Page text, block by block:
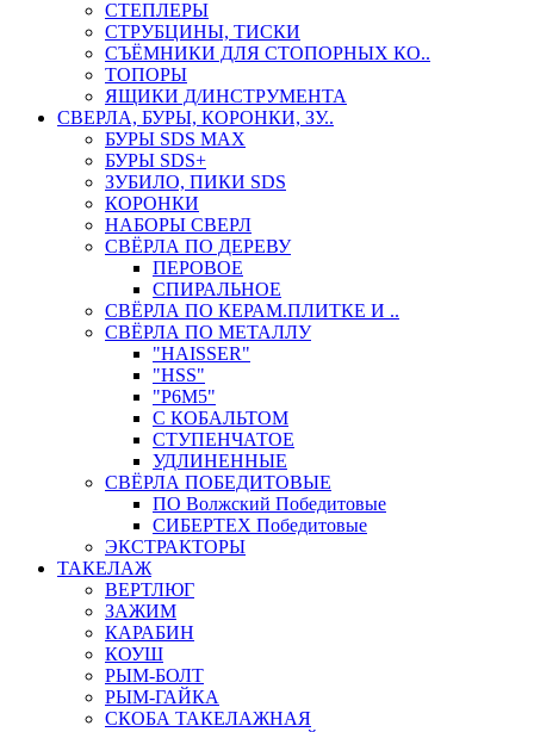
СТЕПЛЕРЫ
СТРУБЦИНЫ, ТИСКИ
СЪЁМНИКИ ДЛЯ СТОПОРНЫХ КО..
ТОПОРЫ
ЯЩИКИ Д/ИНСТРУМЕНТА
СВЕРЛА, БУРЫ, КОРОНКИ, ЗУ..
БУРЫ SDS MAX
БУРЫ SDS+
ЗУБИЛО, ПИКИ SDS
КОРОНКИ
НАБОРЫ СВЕРЛ
СВЁРЛА ПО ДЕРЕВУ
ПЕРОВОЕ
СПИРАЛЬНОЕ
СВЁРЛА ПО КЕРАМ.ПЛИТКЕ И ..
СВЁРЛА ПО МЕТАЛЛУ
"HAISSER"
"HSS"
"Р6М5"
С КОБАЛЬТОМ
СТУПЕНЧАТОЕ
УДЛИНЕННЫЕ
СВЁРЛА ПОБЕДИТОВЫЕ
ПО Волжский Победитовые
СИБЕРТЕХ Победитовые
ЭКСТРАКТОРЫ
ТАКЕЛАЖ
ВЕРТЛЮГ
ЗАЖИМ
КАРАБИН
КОУШ
РЫМ-БОЛТ
РЫМ-ГАЙКА
СКОБА ТАКЕЛАЖНАЯ